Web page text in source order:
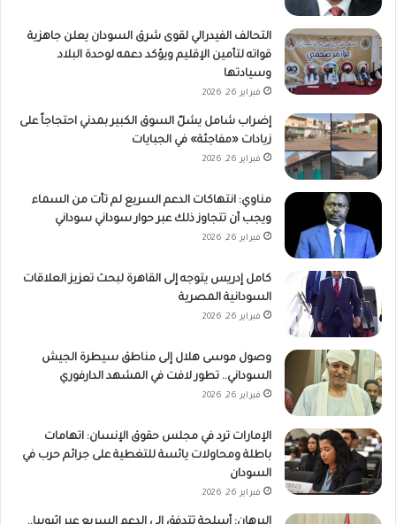
التحالف الفيدرالي لقوى شرق السودان يعلن جاهزية
قواته لتأمين الإقليم ويؤكد دعمه لوحدة البلاد
وسيادتها
فبراير 26, 2026
إضراب شامل يشلّ السوق الكبير بمدني احتجاجاً على
زيادات «مفاجئة» في الجبايات
فبراير 26, 2026
مناوي: انتهاكات الدعم السريع لم تأت من السماء
ويجب أن تتجاوز ذلك عبر حوار سوداني سوداني
فبراير 26, 2026
كامل إدريس يتوجه إلى القاهرة لبحث تعزيز العلاقات
السودانية المصرية
فبراير 26, 2026
وصول موسى هلال إلى مناطق سيطرة الجيش
السوداني.. تطور لافت في المشهد الدارفوري
فبراير 26, 2026
الإمارات ترد في مجلس حقوق الإنسان: اتهامات
باطلة ومحاولات يائسة للتغطية على جرائم حرب في
السودان
فبراير 26, 2026